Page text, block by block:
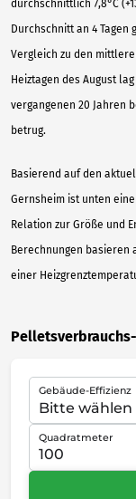
durchschnittlich 7,8°C
Durchschnitt an 4 Tagen
Vergleich zu den
Heiztagen des August
vergangenen 20 Jahren
betrug.
Basierend auf den
Gernsheim ist unten
Relation zur Größe und
Berechnungen basieren
einer
Gebäude-Effizienz
Quadratmeter